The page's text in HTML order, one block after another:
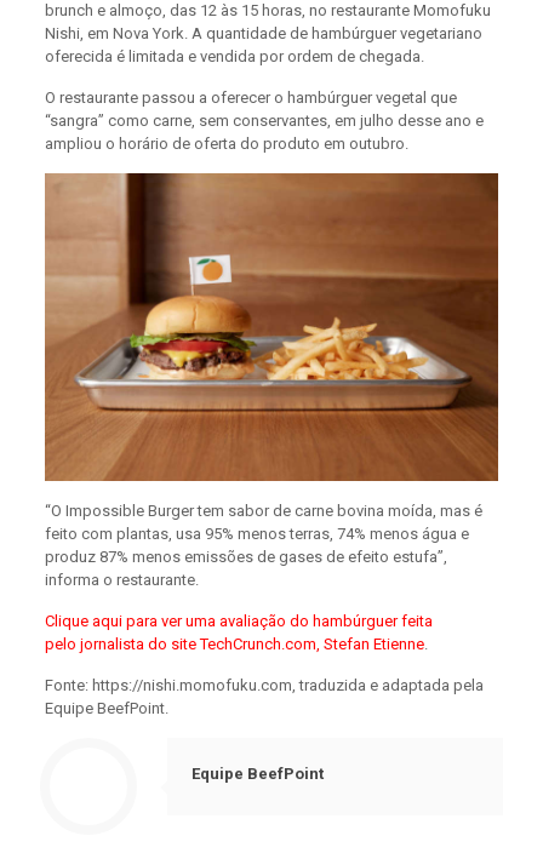
brunch e almoço, das 12 às 15 horas, no restaurante Momofuku
Nishi, em Nova York. A quantidade de hambúrguer vegetariano
oferecida é limitada e vendida por ordem de chegada.
O restaurante passou a oferecer o hambúrguer vegetal que
“sangra” como carne, sem conservantes, em julho desse ano e
ampliou o horário de oferta do produto em outubro.
“O Impossible Burger tem sabor de carne bovina moída, mas é
feito com plantas, usa 95% menos terras, 74% menos água e
produz 87% menos emissões de gases de efeito estufa”,
informa o restaurante.
Clique aqui para ver uma avaliação do hambúrguer feita
pelo jornalista do site TechCrunch.com, Stefan Etienne.
Fonte: https://nishi.momofuku.com, traduzida e adaptada pela
Equipe BeefPoint.
Equipe BeefPoint